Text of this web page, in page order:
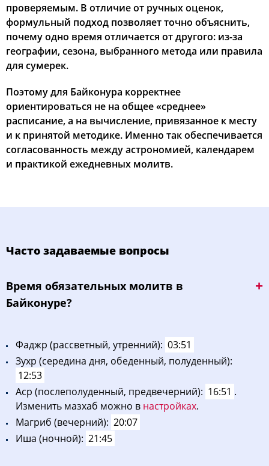
проверяемым. В отличие от ручных оценок,
формульный подход позволяет точно объяснить,
почему одно время отличается от другого: из-за
географии, сезона, выбранного метода или правила
для сумерек.
Поэтому для Байконура корректнее
ориентироваться не на общее «среднее»
расписание, а на вычисление, привязанное к месту
и к принятой методике. Именно так обеспечивается
согласованность между астрономией, календарем
и практикой ежедневных молитв.
Часто задаваемые вопросы
Bpeмя oбязaтeльных мoлитв в
Байконуре?
Фaджp (рассветный, утренний): 03:51
Зухp (середина дня, обеденный, полуденный):
12:53
Acp (послеполуденный, предвечерний): 16:51 .
Изменить мазхаб можно в настройках.
Maгриб (вечерний): 20:07
Иша (ночной): 21:45